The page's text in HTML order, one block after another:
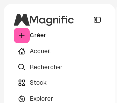
Créer
Accueil
Rechercher
Stock
Explorer